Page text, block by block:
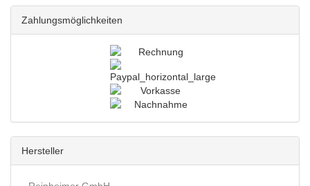
Zahlungsmöglichkeiten
Hersteller